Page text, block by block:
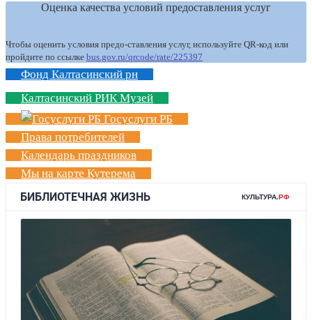
Оценка качества условий предоставления услуг
Чтобы оценить условия предо-ставления услуг, используйте QR-код или
пройдите по ссылке bus.gov.ru/qrcode/rate/225397
Фонд Калтасинский рн
Калтасинский РИК Музей
Госуслуги РБ
Права потребителей
Календарь праздников
Мы на карте Кутерема